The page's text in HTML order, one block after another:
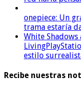
onepiece: Un
trama estaría
White
estilo
Recibe nuestras